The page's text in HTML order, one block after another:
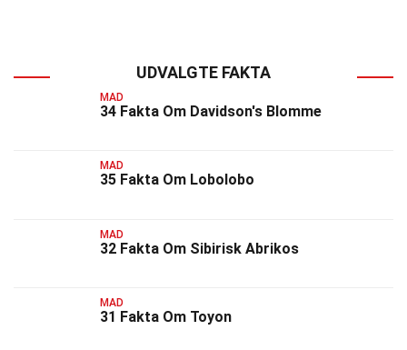
UDVALGTE FAKTA
MAD
34 Fakta Om Davidson's Blomme
MAD
35 Fakta Om Lobolobo
MAD
32 Fakta Om Sibirisk Abrikos
MAD
31 Fakta Om Toyon